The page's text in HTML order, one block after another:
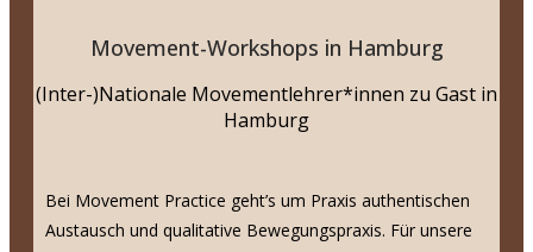
Movement-Workshops in Hamburg
(Inter-)Nationale Movementlehrer*innen zu Gast in
Hamburg
Bei Movement Practice geht’s um Praxis authentischen
Austausch und qualitative Bewegungspraxis. Für unsere